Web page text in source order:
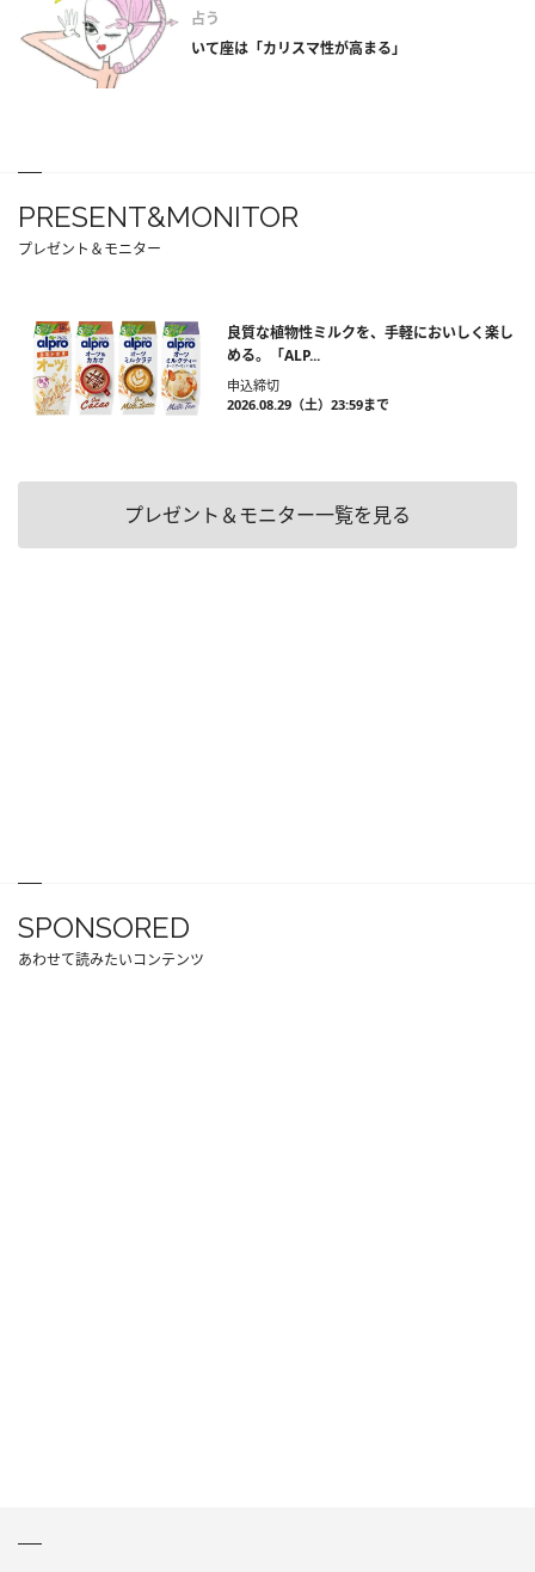
占う
いて座は「カリスマ性が高まる」
PRESENT&MONITOR
プレゼント＆モニター
良質な植物性ミルクを、手軽においしく楽し
める。「ALP...
申込締切
2026.08.29（土）23:59まで
プレゼント＆モニター一覧を見る
SPONSORED
あわせて読みたいコンテンツ